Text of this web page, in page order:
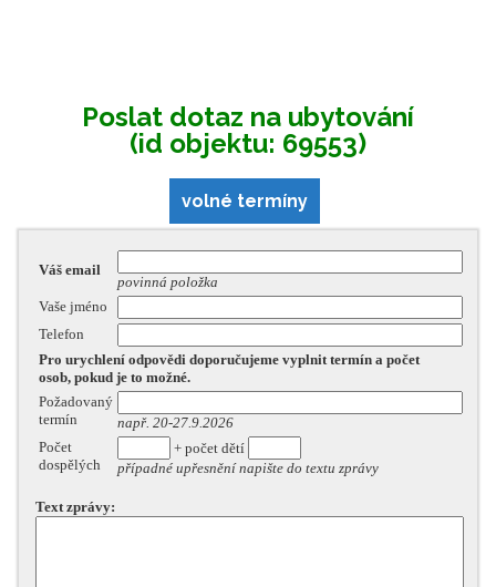
Poslat dotaz na ubytování
(id objektu: 69553)
volné termíny